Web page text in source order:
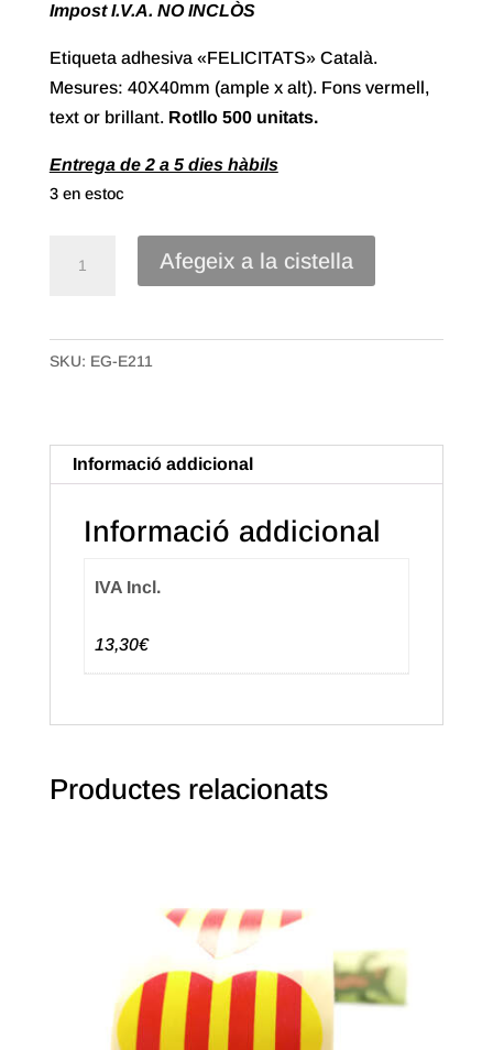
Impost I.V.A. NO INCLÒS
Etiqueta adhesiva «FELICITATS» Català.
Mesures: 40X40mm (ample x alt). Fons vermell,
text or brillant. Rotllo 500 unitats.
Entrega de 2 a 5 dies hàbils
3 en estoc
Adhesiva
"Felicitats"
Afegeix a la cistella
SKU: EG-E211
Informació addicional
Informació addicional
IVA Incl.
13,30€
Productes relacionats